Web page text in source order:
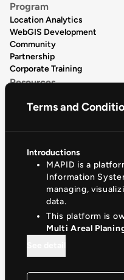
Program
Location Analytics
WebGIS Development
Community
Partnership
Corporate Training
Resources
Data Catalogue
Release Notes
Support & Community
Help Center
Documentation
Privacy Policy
(+62)81330881510
info@mapid.co.id
2026- PT. Multi Areal
Terms and
Introductions
MAPID is a
Information
managing,
data.
This platform is
Multi Areal